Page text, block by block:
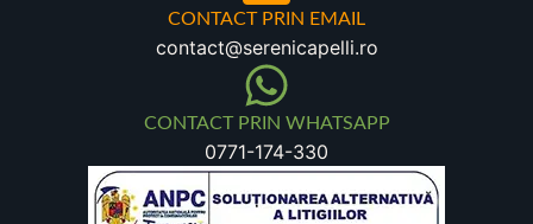
CONTACT PRIN EMAIL
contact@serenicapelli.ro
CONTACT PRIN WHATSAPP
0771-174-330